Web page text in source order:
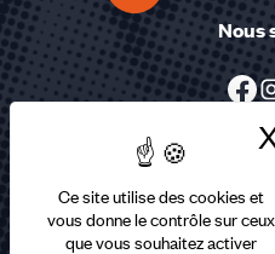
Ce site utilise des cookies et
vous donne le contrôle sur ceux
que vous souhaitez activer
Nous
Abonnez-